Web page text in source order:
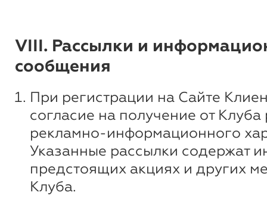
VIII. Рассылки и
сообщения
При регистрации на Сайте
согласие на получение от Клуба
рекламно-информационного
Указанные рассылки содержат
предстоящих акциях и других
Клуба.